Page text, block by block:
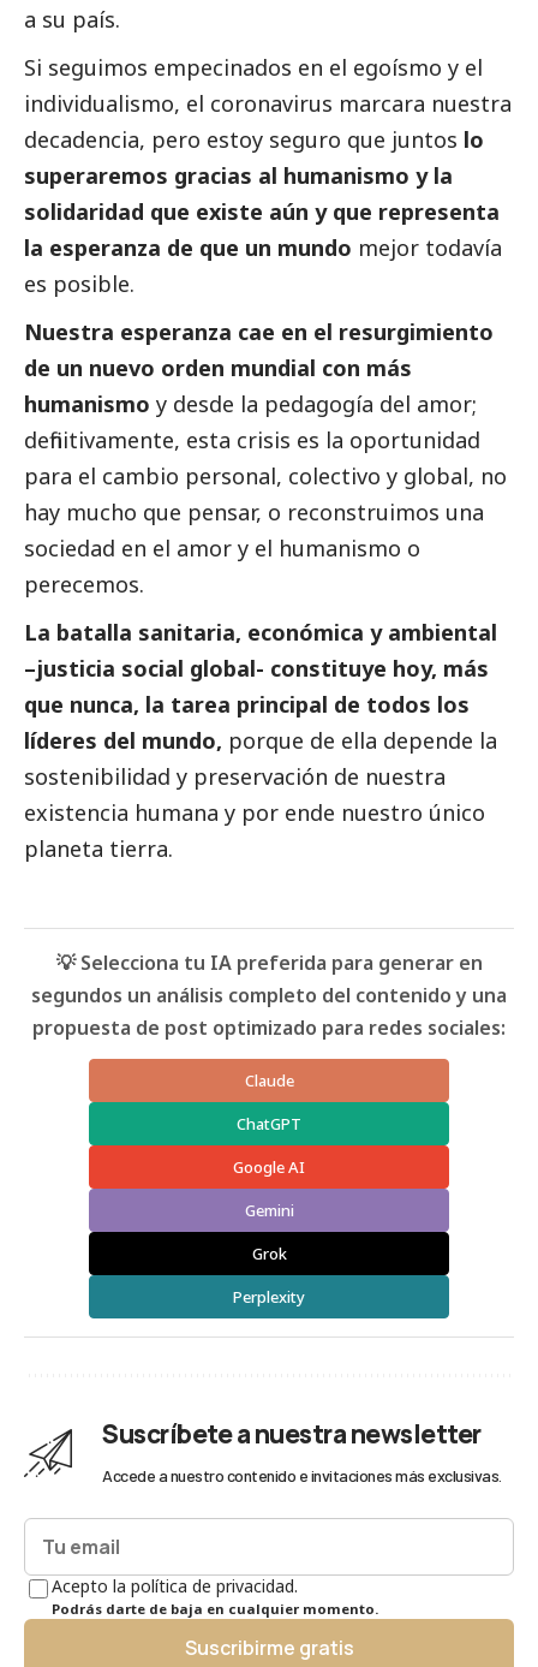
a su país.
Si seguimos empecinados en el egoísmo y el
individualismo, el coronavirus marcara nuestra
decadencia, pero estoy seguro que juntos lo
superaremos gracias al humanismo y la
solidaridad que existe aún y que representa
la esperanza de que un mundo mejor todavía
es posible.
Nuestra esperanza cae en el resurgimiento
de un nuevo orden mundial con más
humanismo y desde la pedagogía del amor;
definitivamente, esta crisis es la oportunidad
para el cambio personal, colectivo y global, no
hay mucho que pensar, o reconstruimos una
sociedad en el amor y el humanismo o
perecemos.
La batalla sanitaria, económica y ambiental
–justicia social global- constituye hoy, más
que nunca, la tarea principal de todos los
líderes del mundo, porque de ella depende la
sostenibilidad y preservación de nuestra
existencia humana y por ende nuestro único
planeta tierra.
💡 Selecciona tu IA preferida para generar en
segundos un análisis completo del contenido y una
propuesta de post optimizado para redes sociales:
Claude
ChatGPT
Google AI
Gemini
Grok
Perplexity
Suscríbete a nuestra newsletter
Accede a nuestro contenido e invitaciones más exclusivas.
Acepto la política de privacidad.
Podrás darte de baja en cualquier momento.
Suscribirme gratis